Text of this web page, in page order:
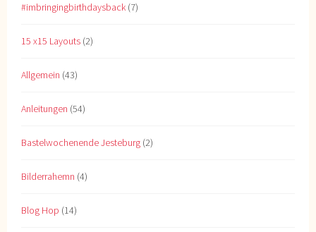
#imbringingbirthdaysback (7)
15 x15 Layouts (2)
Allgemein (43)
Anleitungen (54)
Bastelwochenende Jesteburg (2)
Bilderrahemn (4)
Blog Hop (14)